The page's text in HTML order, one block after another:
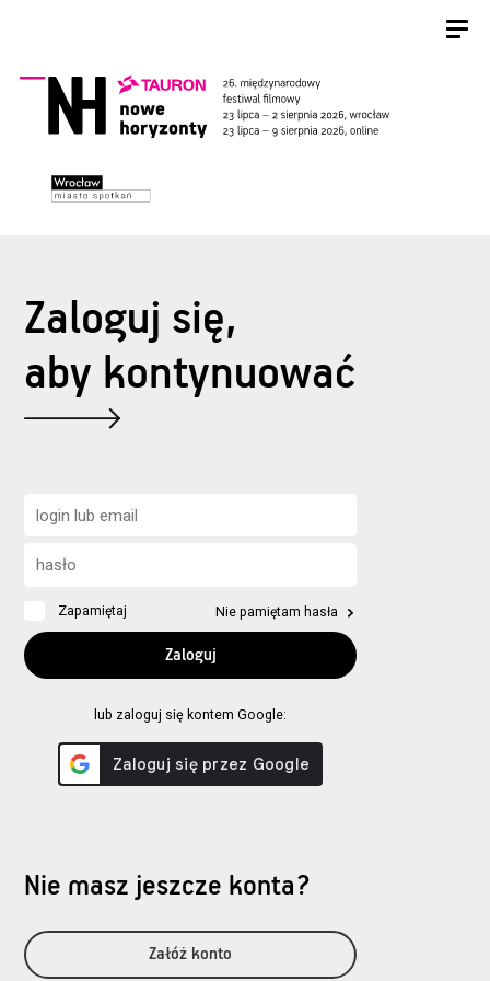
Zaloguj się,
aby kontynuować
Zapamiętaj Nie pamiętam hasła
lub zaloguj się kontem Google:
Nie masz jeszcze konta?
Załóż konto